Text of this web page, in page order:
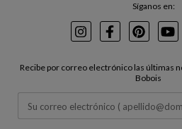
Síganos en:
InstagramFacebook
Recibe por correo electrónico las últimas
Bobois